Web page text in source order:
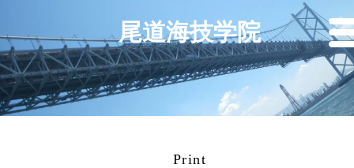
Print
尾道海技学院